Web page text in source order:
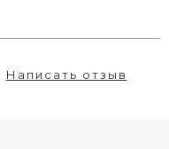
Написать отзыв